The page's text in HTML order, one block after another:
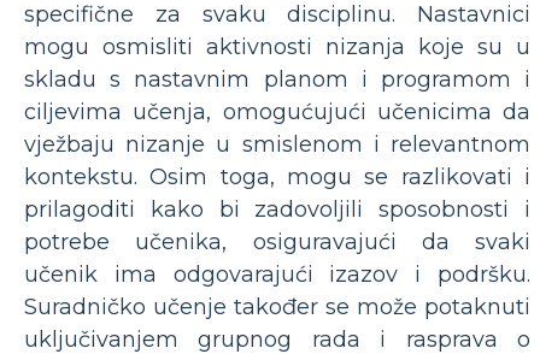
specifične za svaku disciplinu. Nastavnici
mogu osmisliti aktivnosti nizanja koje su u
skladu s nastavnim planom i programom i
ciljevima učenja, omogućujući učenicima da
vježbaju nizanje u smislenom i relevantnom
kontekstu. Osim toga, mogu se razlikovati i
prilagoditi kako bi zadovoljili sposobnosti i
potrebe učenika, osiguravajući da svaki
učenik ima odgovarajući izazov i podršku.
Suradničko učenje također se može potaknuti
uključivanjem grupnog rada i rasprava o